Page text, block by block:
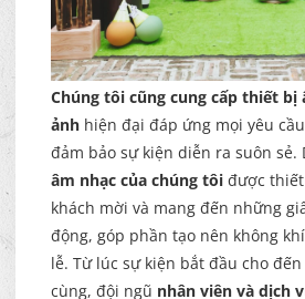
Chúng tôi cũng cung cấp thiết
ảnh hiện đại đáp ứng mọi yêu
đảm bảo sự kiện diễn ra suôn sẻ.
âm nhạc của chúng tôi được
khách mời và mang đến những
động, góp phần tạo nên không
lễ. Từ lúc sự kiện bắt đầu cho
cùng, đội ngũ nhân viên và dịch